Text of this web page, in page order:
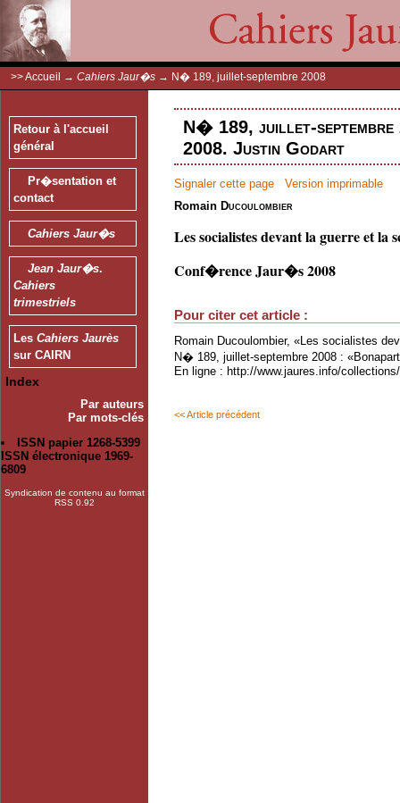
>>Accueil → Cahiers Jaur�s → N� 189, juillet-septembre 2008
Retour à l'accueil
général
Pr�sentation et
contact
Cahiers Jaur�s
Jean Jaur�s.
Cahiers
trimestriels
Les Cahiers Jaurès
sur CAIRN
Index
Par auteurs
Par mots-clés
ISSN papier 1268-5399
ISSN électronique 1969-
6809
Syndication de contenu au format
RSS 0.92
N� 189, juillet-
2008. Justin Godart
Signaler cette page
Version imprimable
Romain Ducoulombier
Les socialistes devant la guerre et la
Conf�rence Jaur�s 2008
Pour citer cet article :
Romain Ducoulombier, «Les socialistes
N� 189, juillet-septembre 2008 :
En ligne : http://www.jaures.info/
<< Article précédent